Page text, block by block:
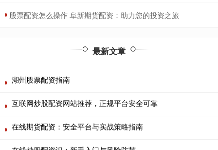
​股票配资怎么操作 阜新期货配资：助力您的投资之旅
最新文章
湖州股票配资指南
互联网炒股配资网站推荐，正规平台安全可靠
在线期货配资：安全平台与实战策略指南